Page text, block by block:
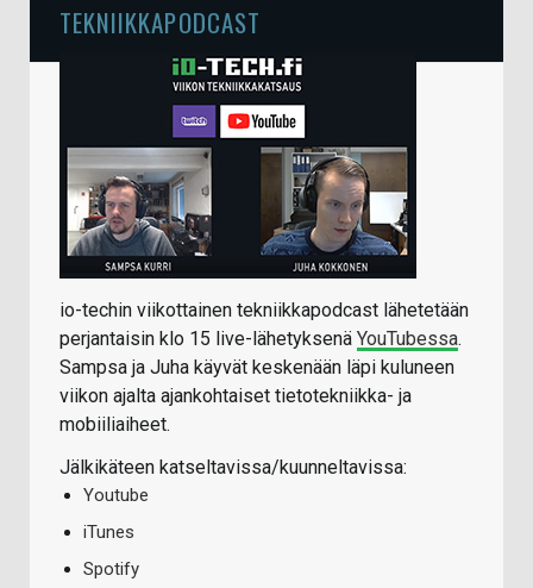
TEKNIIKKAPODCAST
io-techin viikottainen tekniikkapodcast lähetetään
perjantaisin klo 15 live-lähetyksenä YouTubessa.
Sampsa ja Juha käyvät keskenään läpi kuluneen
viikon ajalta ajankohtaiset tietotekniikka- ja
mobiiliaiheet.
Jälkikäteen katseltavissa/kuunneltavissa:
Youtube
iTunes
Spotify